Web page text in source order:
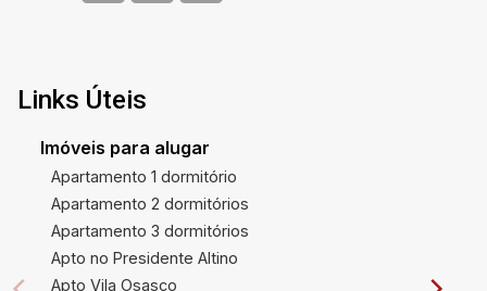
Links Úteis
Imóveis para alugar
Apartamento 1 dormitório
Apartamento 2 dormitórios
Apartamento 3 dormitórios
Apto no Presidente Altino
Apto Vila Osasco